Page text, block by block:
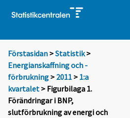
Förstasidan >Statistik >
Energianskaffning och -
förbrukning > 2011 > 1:a
kvartalet > Figurbilaga 1.
Förändringar i BNP,
slutförbrukning av energi och